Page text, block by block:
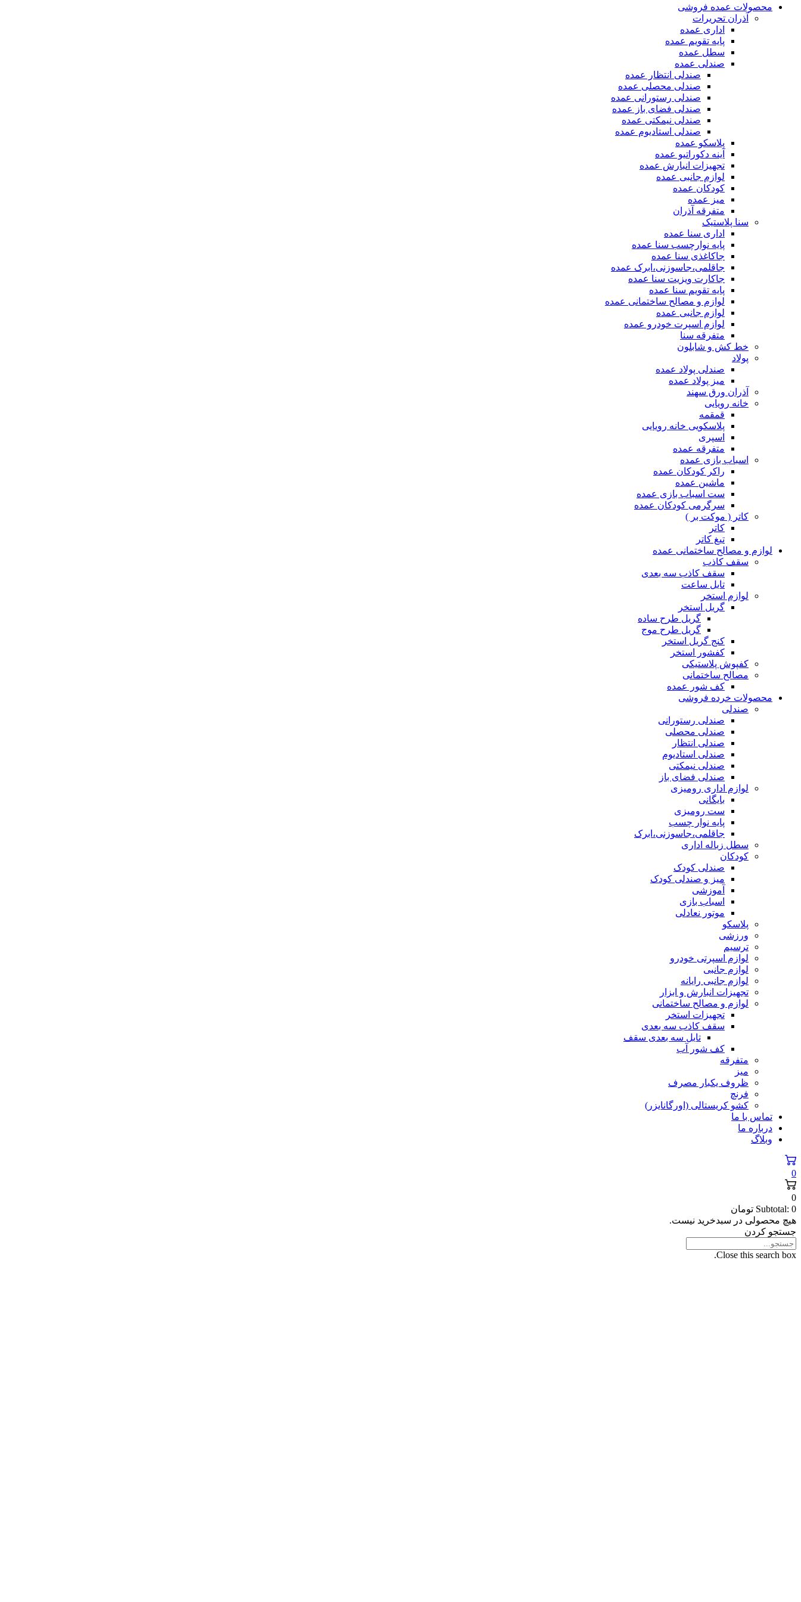
محصولات عمده فروشی
آذران تحریرات
اداری عمده
پایه تقویم عمده
سطل عمده
صندلی عمده
صندلی انتظار عمده
صندلی محصلی عمده
صندلی رستورانی عمده
صندلی فضای باز عمده
صندلی نیمکتی عمده
صندلی استادیوم عمده
پلاسکو عمده
آینه دکوراتیو عمده
تجهیزات انبارش عمده
لوازم جانبی عمده
کودکان عمده
میز عمده
متفرقه آذران
سنا پلاستیک
اداری سنا عمده
پایه نوارچسب سنا عمده
جاکاغذی سنا عمده
جاقلمی،جاسوزنی،ابرک عمده
جاکارت ویزیت سنا عمده
پایه تقویم سنا عمده
لوازم و مصالح ساختمانی عمده
لوازم جانبی عمده
لوازم اسپرت خودرو عمده
متفرقه سنا
خط کش و شابلون
پولاد
صندلی پولاد عمده
میز پولاد عمده
آذران ورق سهند
خانه رویایی
قمقمه
پلاسکویی خانه رویایی
اسپری
متفرقه عمده
اسباب بازی عمده
راکر کودکان عمده
ماشین عمده
ست اسباب بازی عمده
سرگرمی کودکان عمده
کاتر ( موکت بر )
کاتر
تیغ کاتر
لوازم و مصالح ساختمانی عمده
سقف کاذب
سقف کاذب سه بعدی
تایل ساعت
لوازم استخر
گریل استخر
گریل طرح ساده
گریل طرح موج
کنج گریل استخر
کفشور استخر
کفپوش پلاستیکی
مصالح ساختمانی
کف شور عمده
محصولات خرده فروشی
صندلی
صندلی رستورانی
صندلی محصلی
صندلی انتظار
صندلی استادیوم
صندلی نیمکتی
صندلی فضای باز
لوازم اداری رومیزی
بایگانی
ست رومیزی
پایه نوار چسب
جاقلمی،جاسوزنی،ابرک
سطل زباله اداری
کودکان
صندلی کودک
میز و صندلی کودک
آموزشی
اسباب بازی
موتور نعادلی
پلاسکو
ورزشی
ترسیم
لوازم اسپرتی خودرو
لوازم جانبی
لوازم جانبی رایانه
تجهیزات انبارش و ابزار
لوازم و مصالح ساختمانی
تجهیزات استخر
سقف کاذب سه بعدی
تایل سه بعدی سقف
کف شور آب
متفرقه
میز
ظروف یکبار مصرف
فرنچ
کشو کریستالی (اورگانایزر)
تماس با ما
درباره ما
وبلاگ
0
0
Subtotal: 0
تومان
هیچ محصولی در سبدخرید نیست.
جستجو کردن
Close this search box.